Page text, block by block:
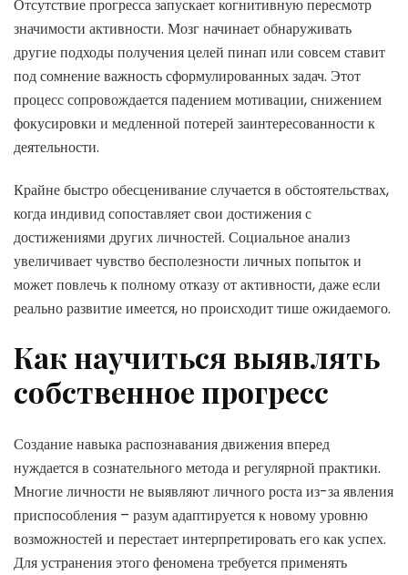
Отсутствие прогресса запускает когнитивную пересмотр
значимости активности. Мозг начинает обнаруживать
другие подходы получения целей пинап или совсем ставит
под сомнение важность сформулированных задач. Этот
процесс сопровождается падением мотивации, снижением
фокусировки и медленной потерей заинтересованности к
деятельности.
Крайне быстро обесценивание случается в обстоятельствах,
когда индивид сопоставляет свои достижения с
достижениями других личностей. Социальное анализ
увеличивает чувство бесполезности личных попыток и
может повлечь к полному отказу от активности, даже если
реально развитие имеется, но происходит тише ожидаемого.
Как научиться выявлять
собственное прогресс
Создание навыка распознавания движения вперед
нуждается в сознательного метода и регулярной практики.
Многие личности не выявляют личного роста из-за явления
приспособления – разум адаптируется к новому уровню
возможностей и перестает интерпретировать его как успех.
Для устранения этого феномена требуется применять